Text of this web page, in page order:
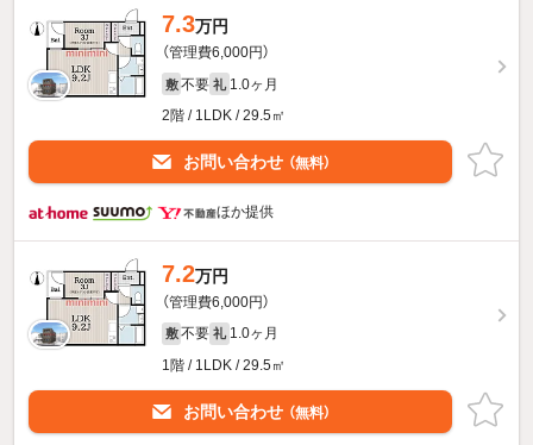
7.3万円
（管理費6,000円）
敷 不要 礼 1.0ヶ月
2階 / 1LDK / 29.5㎡
お問い合わせ （無料）
ほか提供
7.2万円
（管理費6,000円）
敷 不要 礼 1.0ヶ月
1階 / 1LDK / 29.5㎡
お問い合わせ （無料）